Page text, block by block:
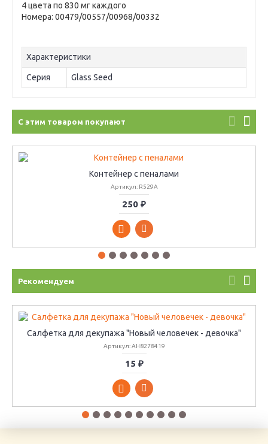
4 цвета по 830 мг каждого
Номера: 00479/00557/00968/00332
Характеристики
Серия Glass Seed
С этим товаром покупают
Контейнер с пеналами
Артикул: R529A
250 ₽
Рекомендуем
Салфетка для декупажа "Новый человечек - девочка"
Артикул: AH8278419
15 ₽